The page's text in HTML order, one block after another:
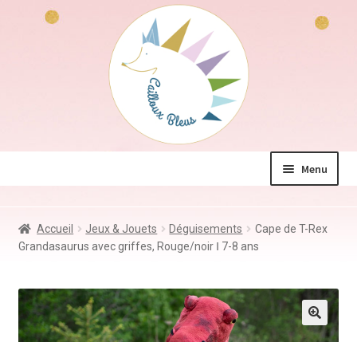
Menu
Jeux & Jouets
Coin des mamans
Kdo à – de 10€
Accueil Jeux & Jouets Déguisements
Cape de T-Rex
Grandasaurus avec griffes, Rouge/noir Ⅰ 7-8 ans